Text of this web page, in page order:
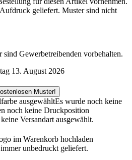
geliefert. Muster sind nicht
Gewerbetreibenden vorbehalten.
13. August 2026
Muster!
ausgewähltEs wurde noch keine
noch keine Druckposition
Versandart ausgewählt.
im Warenkorb hochladen
unbedruckt geliefert.